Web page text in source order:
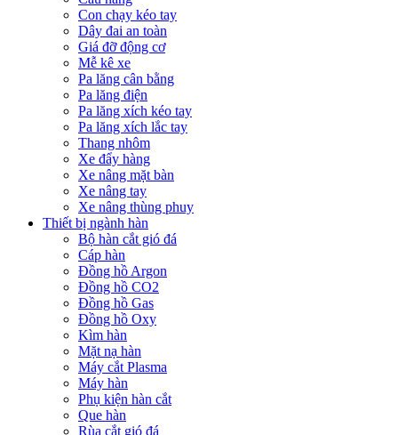
Con chạy kéo tay
Dây đai an toàn
Giá đỡ động cơ
Mễ kê xe
Pa lăng cân bằng
Pa lăng điện
Pa lăng xích kéo tay
Pa lăng xích lắc tay
Thang nhôm
Xe đẩy hàng
Xe nâng mặt bàn
Xe nâng tay
Xe nâng thùng phuy
Thiết bị ngành hàn
Bộ hàn cắt gió đá
Cáp hàn
Đồng hồ Argon
Đồng hồ CO2
Đồng hồ Gas
Đồng hồ Oxy
Kìm hàn
Mặt nạ hàn
Máy cắt Plasma
Máy hàn
Phụ kiện hàn cắt
Que hàn
Rùa cắt gió đá